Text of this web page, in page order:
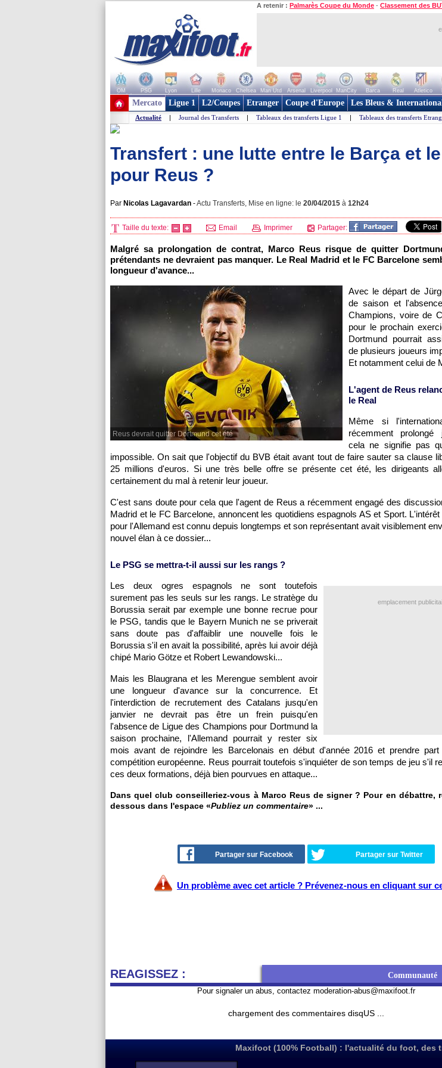
A retenir : Palmarès Coupe du Monde - Classement des
OM PSG Lyon Lille Monaco Chelsea Man Utd Arsenal Liverpool ManCity Barca Real Atletico
+ de clubs
Mercato Ligue 1 L2/Coupes Etranger Coupe d'Europe Les Bleus &
Actualité | Journal des Transferts | Tableaux des transferts Ligue 1 | Tableaux des transferts
Transfert : une lutte entre le Barça et
pour Reus ?
Par Nicolas Lagavardan -Actu Transferts, Mise en ligne: le 20/04/2015 à 12h24
Taille du texte: Email Imprimer Partager:
Malgré sa prolongation de contrat, Marco Reus risque de quitter
prétendants ne devraient pas manquer. Le Real Madrid et le FC Barcelone
longueur d'avance...
Reus devrait quitter Dortmund cet été
Avec le départ de
de saison et
Champions, voire de
pour le prochain
Dortmund pourrait
de plusieurs joueurs
Et notamment celui de
L'agent de Reus
le Real
Même si
récemment prolongé
cela ne signifie pas
impossible. On sait que l'objectif du BVB était avant tout de faire sauter sa clause
25 millions d'euros. Si une très belle offre se présente cet été, les dirigeants
certainement du mal à retenir leur joueur.
C'est sans doute pour cela que l'agent de Reus a récemment engagé des
Madrid et le FC Barcelone, annoncent les quotidiens espagnols AS et Sport.
pour l'Allemand est connu depuis longtemps et son représentant avait visiblement
nouvel élan à ce dossier...
Le PSG se mettra-t-il aussi sur les rangs ?
emplacement
Les deux ogres espagnols ne sont toutefois
surement pas les seuls sur les rangs. Le stratège du
Borussia serait par exemple une bonne recrue pour
le PSG, tandis que le Bayern Munich ne se priverait
sans doute pas d'affaiblir une nouvelle fois le
Borussia s'il en avait la possibilité, après lui avoir déjà
chipé Mario Götze et Robert Lewandowski...
Mais les Blaugrana et les Merengue semblent avoir
une longueur d'avance sur la concurrence. Et
l'interdiction de recrutement des Catalans jusqu'en
janvier ne devrait pas être un frein puisqu'en
l'absence de Ligue des Champions pour Dortmund la
saison prochaine, l'Allemand pourrait y rester six
mois avant de rejoindre les Barcelonais en début d'année 2016 et prendre
compétition européenne. Reus pourrait toutefois s'inquiéter de son temps de jeu s'il
ces deux formations, déjà bien pourvues en attaque...
Dans quel club conseilleriez-vous à Marco Reus de signer ? Pour en débattre,
dessous dans l'espace «Publiez un commentaire» ...
Partager sur Facebook Partager sur Twitter
Un problème avec cet article ? Prévenez-nous en cliquant sur
REAGISSEZ : Communauté
Pour signaler un abus, contactez moderation-abus@maxifoot.fr
chargement des commentaires disqUS ...
Maxifoot (100% Football) : l'actualité du foot, des